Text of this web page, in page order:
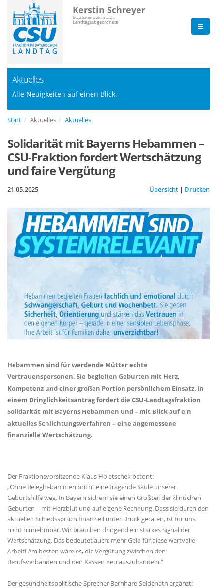
Kerstin Schreyer
Staatsministerin a.D.,
Landtagsabgeordnete
Aktuelles
Alle Neuigkeiten auf einen Blick.
Start Aktuelles Aktuelles
Solidarität mit Bayerns Hebammen –
CSU-Fraktion fordert Wertschätzung
und faire Vergütung
21.05.2025 Übersicht | Drucken
Hebammen sind für werdende Mütter echte
Vertrauenspersonen. Sie begleiten Geburten mit Herz,
Kompetenz und einer großen Portion persönlichem Einsatz. In
einem Dringlichkeitsantrag fordert die CSU-Landtagsfraktion
Solidarität mit Bayerns Hebammen und – mit Blick auf ein
aktuelles Schlichtungsverfahren – eine angemessene
finanzielle Wertschätzung.
Der Fraktionsvorsitzende Klaus Holetschek betont:
Ohne Beleghebammen bricht eine tragende Säule unserer
Geburtshilfe weg. In Bayern sichern sie einen Großteil der klinischen
Geburten – mit Herzblut und auf eigene Rechnung. Dass sie durch den
aktuellen Schiedsspruch finanziell unter Druck geraten, ist für uns
nicht hinnehmbar. Wir brauchen dringend ein starkes Signal der
Wertschätzung. Das bedeutet auch: mehr Geld für diese wertvolle
Arbeit! Am besten wäre es, die Vergütung zwischen den
Berufsverbänden und den Kassen neu auszuhandeln.“
Der gesundheitspolitische Sprecher Bernhard Seidenath ergänzt: